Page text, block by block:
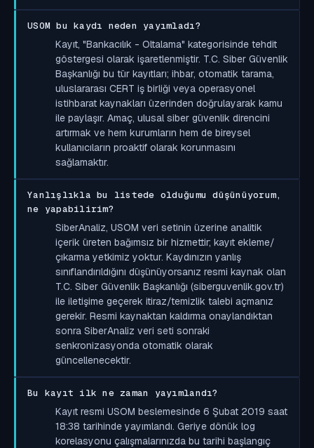
USOM bu kaydı neden yayımladı?
Kayıt, "Bankacılık - Oltalama" kategorisinde tehdit
göstergesi olarak işaretlenmiştir. T.C. Siber Güvenlik
Başkanlığı bu tür kayıtları; ihbar, otomatik tarama,
uluslararası CERT iş birliği veya operasyonel
istihbarat kaynakları üzerinden doğrulayarak kamu
ile paylaşır. Amaç, ulusal siber güvenlik direncini
artırmak ve hem kurumların hem de bireysel
kullanıcıların proaktif olarak korunmasını
sağlamaktır.
Yanlışlıkla bu listede olduğumu düşünüyorum,
ne yapabilirim?
SiberAnaliz, USOM veri setinin üzerine analitik
içerik üreten bağımsız bir hizmettir; kayıt ekleme/
çıkarma yetkimiz yoktur. Kaydınızın yanlış
sınıflandırıldığını düşünüyorsanız resmi kaynak olan
T.C. Siber Güvenlik Başkanlığı (siberguvenlik.gov.tr)
ile iletişime geçerek itiraz/temizlik talebi açmanız
gerekir. Resmi kaynaktan kaldırma onaylandıktan
sonra SiberAnaliz veri seti sonraki
senkronizasyonda otomatik olarak
güncellenecektir.
Bu kayıt ilk ne zaman yayımlandı?
Kayıt resmi USOM beslemesinde 6 Şubat 2019 saat
18:38 tarihinde yayımlandı. Geriye dönük log
korelasyonu çalışmalarınızda bu tarihi başlangıç